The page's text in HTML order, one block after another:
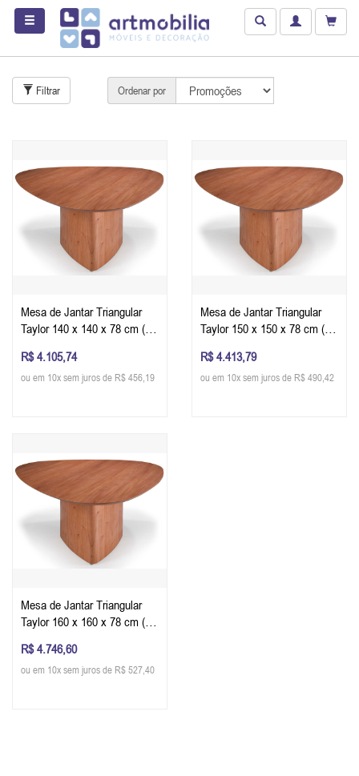
Filtrar Ordenar por
Mesa de Jantar Triangular
Taylor 140 x 140 x 78 cm (C
R$ 4.105,74
ou em 10x sem juros de R$ 456,19
Mesa de Jantar Triangular
Taylor 150 x 150 x 78 cm (C
R$ 4.413,79
ou em 10x sem juros de R$ 490,42
Mesa de Jantar Triangular
Taylor 160 x 160 x 78 cm (C
R$ 4.746,60
ou em 10x sem juros de R$ 527,40